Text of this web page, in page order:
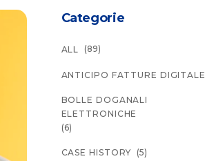
Categorie
ALL (89)
ANTICIPO FATTURE DIGITALE
BOLLE DOGANALI
ELETTRONICHE
(6)
CASE HISTORY (5)